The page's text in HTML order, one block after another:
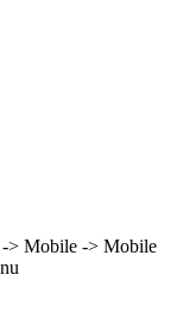
-> Mobile -> Mobile